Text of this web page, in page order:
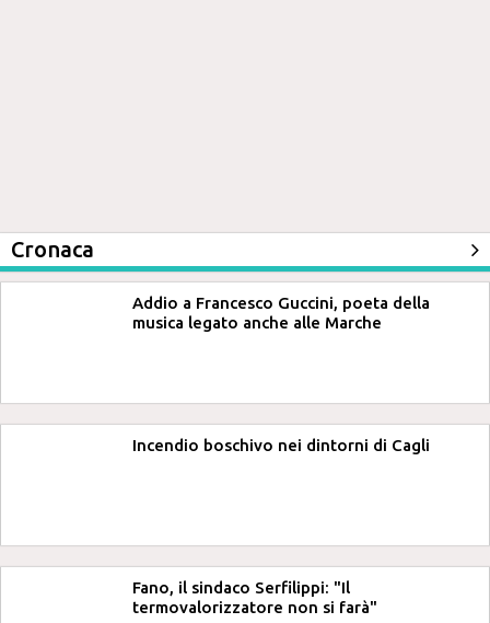
Cronaca
Addio a Francesco Guccini, poeta della
musica legato anche alle Marche
Incendio boschivo nei dintorni di Cagli
Fano, il sindaco Serfilippi: "Il
termovalorizzatore non si farà"